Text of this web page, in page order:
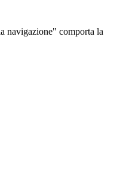
navigazione" comporta la